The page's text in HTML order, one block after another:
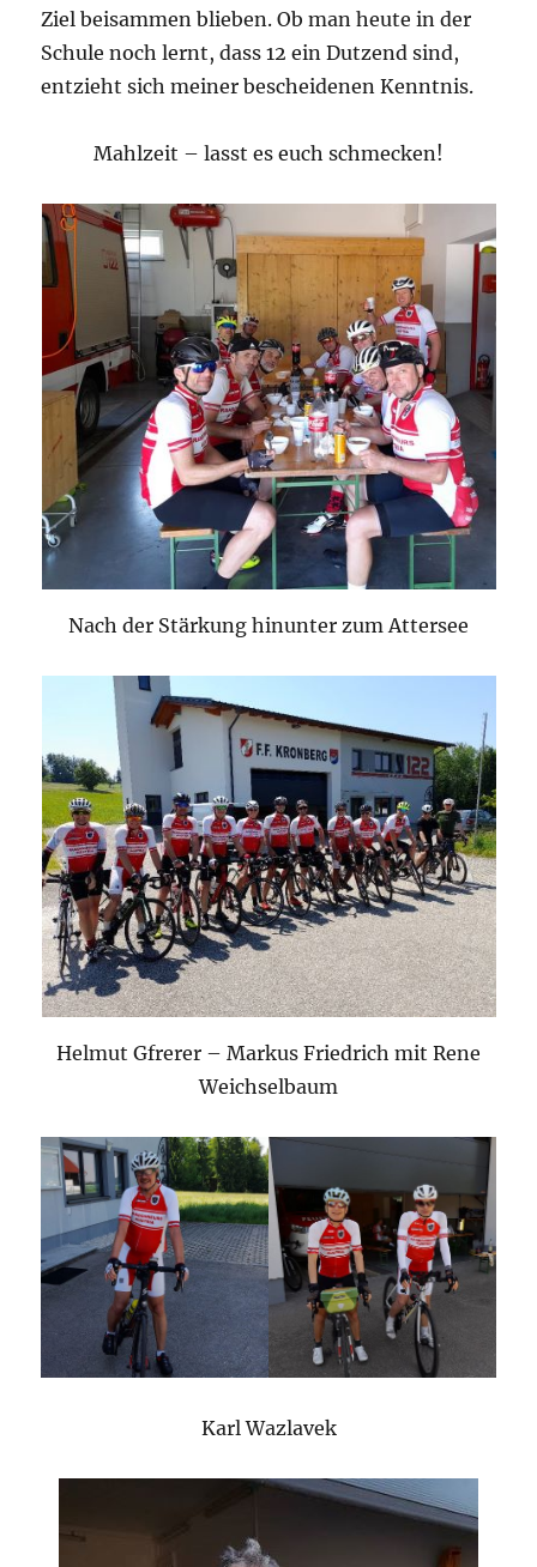
Ziel beisammen blieben. Ob man heute in der
Schule noch lernt, dass 12 ein Dutzend sind,
entzieht sich meiner bescheidenen Kenntnis.
Mahlzeit – lasst es euch schmecken!
Nach der Stärkung hinunter zum Attersee
Helmut Gfrerer – Markus Friedrich mit Rene
Weichselbaum
Karl Wazlavek